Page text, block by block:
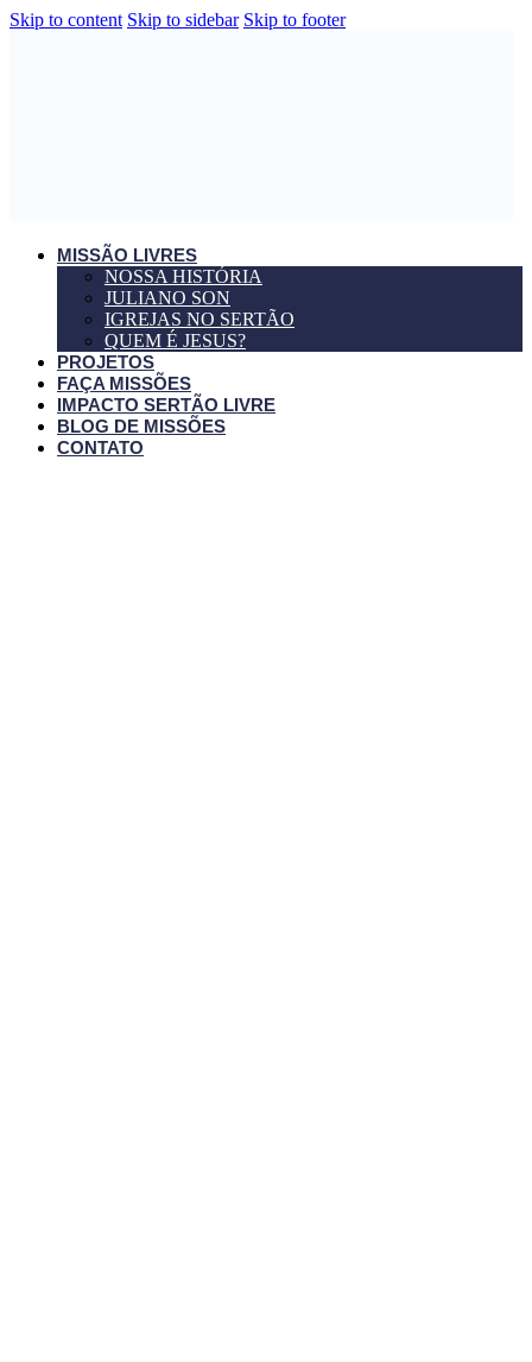
Skip to content Skip to sidebar Skip to footer
MISSÃO LIVRES
NOSSA HISTÓRIA
JULIANO SON
IGREJAS NO SERTÃO
QUEM É JESUS?
PROJETOS
FAÇA MISSÕES
IMPACTO SERTÃO LIVRE
BLOG DE MISSÕES
CONTATO